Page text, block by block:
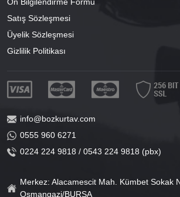
Ön Bilgilendirme Formu
Satış Sözleşmesi
Üyelik Sözleşmesi
Gizlilik Politikası
info@bozkurtav.com
0555 960 6271
0224 224 9818 / 0543 224 9818 (pbx)
Merkez: Alacamescit Mah. Kümbet Sokak
Osmangazi/BURSA